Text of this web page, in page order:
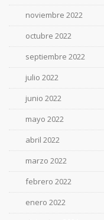
noviembre 2022
octubre 2022
septiembre 2022
julio 2022
junio 2022
mayo 2022
abril 2022
marzo 2022
febrero 2022
enero 2022